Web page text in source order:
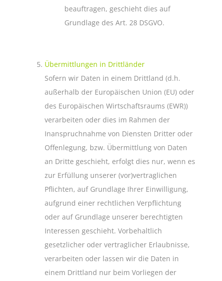
beauftragen, geschieht dies auf
Grundlage des Art. 28 DSGVO.
Übermittlungen in Drittländer
Sofern wir Daten in einem Drittland (d.h.
außerhalb der Europäischen Union (EU) oder
des Europäischen Wirtschaftsraums (EWR))
verarbeiten oder dies im Rahmen der
Inanspruchnahme von Diensten Dritter oder
Offenlegung, bzw. Übermittlung von Daten
an Dritte geschieht, erfolgt dies nur, wenn es
zur Erfüllung unserer (vor)vertraglichen
Pflichten, auf Grundlage Ihrer Einwilligung,
aufgrund einer rechtlichen Verpflichtung
oder auf Grundlage unserer berechtigten
Interessen geschieht. Vorbehaltlich
gesetzlicher oder vertraglicher Erlaubnisse,
verarbeiten oder lassen wir die Daten in
einem Drittland nur beim Vorliegen der